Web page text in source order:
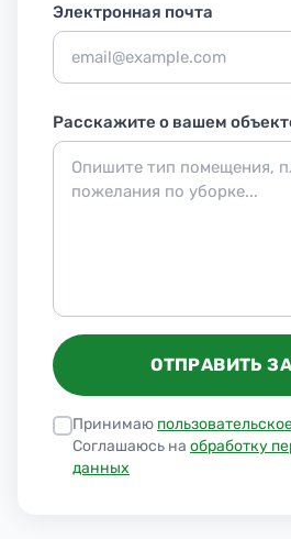
Электронная почта
Расскажите о вашем
ОТПРАВИТЬ
Принимаю
Соглашаюсь на обработку
данных